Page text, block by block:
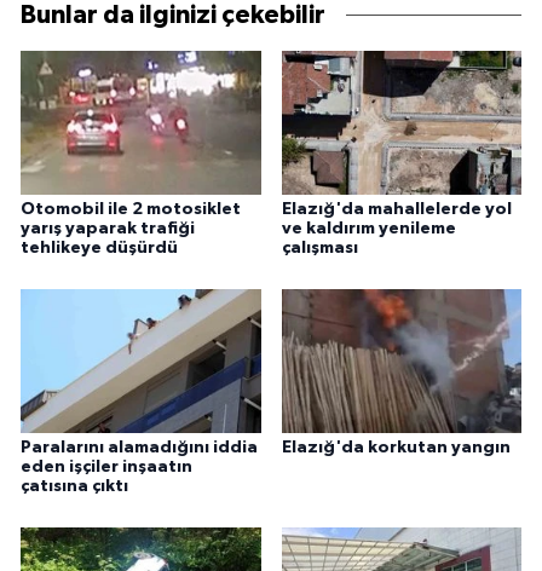
Bunlar da ilginizi çekebilir
Otomobil ile 2 motosiklet
yarış yaparak trafiği
tehlikeye düşürdü
Elazığ'da mahallelerde yol
ve kaldırım yenileme
çalışması
Paralarını alamadığını iddia
eden işçiler inşaatın
çatısına çıktı
Elazığ'da korkutan yangın